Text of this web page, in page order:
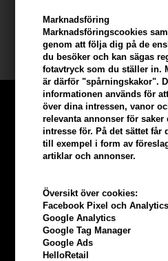
Marknadsföring
Marknadsföringscookies
genom att följa dig på de
du besöker och kan sägas
fotavtryck som du ställer in.
är därför "spårningskakor".
informationen används för
över dina intressen, vanor
relevanta annonser för
intresse för. På det sättet får
till exempel i form av
artiklar och annonser.
Översikt över cookies:
Facebook Pixel och Analytics
Google Analytics
Google Tag Manager
Google Ads
HelloRetail
Storlek: 200ml.
Lernberger Stafsing